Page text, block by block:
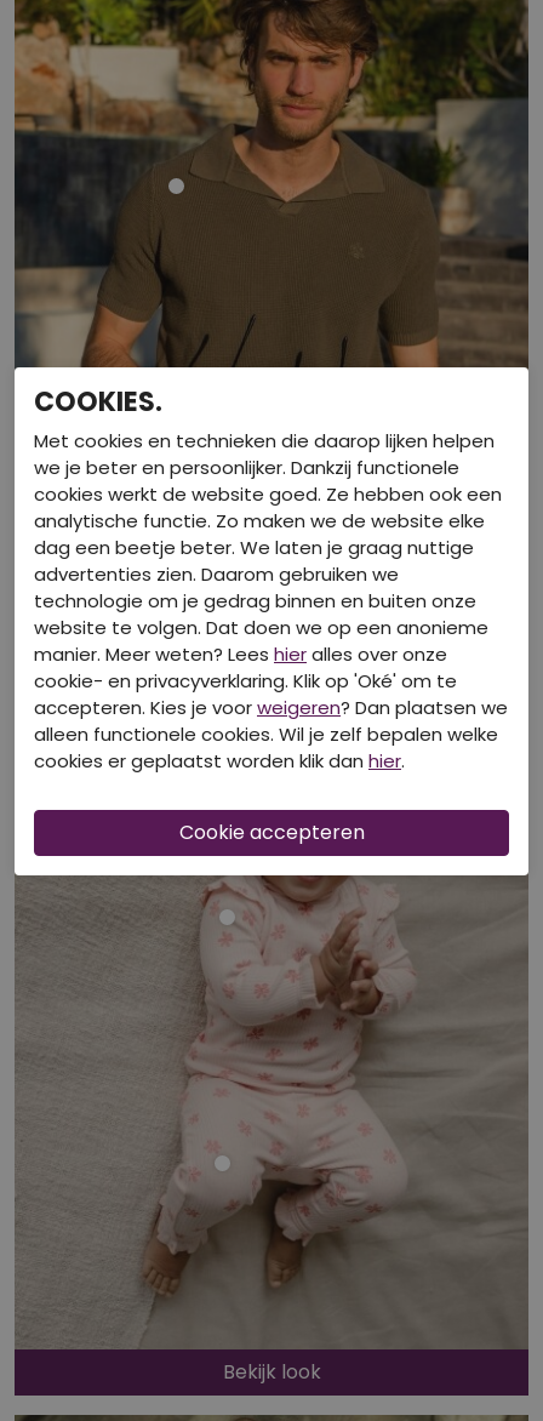
Bekijk look
Bekijk look
COOKIES.
Met cookies en technieken die daarop lijken helpen
we je beter en persoonlijker. Dankzij functionele
cookies werkt de website goed. Ze hebben ook een
analytische functie. Zo maken we de website elke
dag een beetje beter. We laten je graag nuttige
advertenties zien. Daarom gebruiken we
technologie om je gedrag binnen en buiten onze
website te volgen. Dat doen we op een anonieme
manier. Meer weten? Lees hieralles over onze
cookie- en privacyverklaring. Klik op 'Oké' om te
accepteren. Kies je voorweigeren? Dan plaatsen we
alleen functionele cookies. Wil je zelf bepalen welke
cookies er geplaatst worden klik dan hier.